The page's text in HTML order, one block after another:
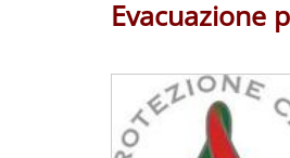
Evacuazione